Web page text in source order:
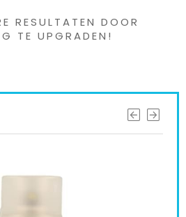
RESULTATEN DOOR
TE UPGRADEN!